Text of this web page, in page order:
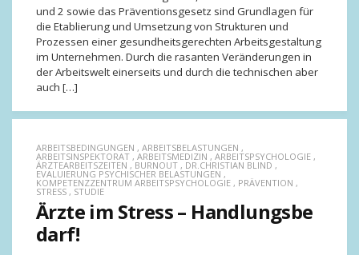
und 2 sowie das Präventionsgesetz sind Grundlagen für
die Etablierung und Umsetzung von Strukturen und
Prozessen einer gesundheitsgerechten Arbeitsgestaltung
im Unternehmen. Durch die rasanten Veränderungen in
der Arbeitswelt einerseits und durch die technischen aber
auch […]
ARBEITSBEDINGUNGEN , ARBEITSBELASTUNGEN ,
ARBEITSINSPEKTORAT , ARBEITSMEDIZIN , ARBEITSPSYCHOLOGIE ,
ÄRZTEARBEITSZEITEN , BURNOUT , DR.CHRISTIAN BLIND ,
EVALUIERUNG PSYCHISCHER BELASTUNGEN ,
KOMPETENZZENTRUM ARBEITSPSYCHOLOGIE , PRÄVENTION ,
STRESS , STUDIE
Ärzte im Stress – Handlungsbe
darf!